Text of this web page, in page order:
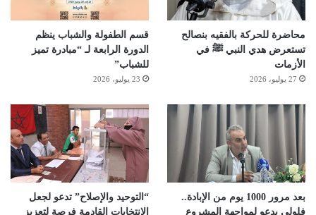
محاضرة للحركة بالفقيه بنصالح
تستعرض هدي النبي ﷺ في
الأزمات
27 يوليو، 2026
قسم الطفولة والشباب ينظم
الدورة الرابعة لـ “مبادرة تميز
للشباب”
23 يوليو، 2026
بعد مرور 1000 يوم من الإبادة..
فلولي يدعو لمواجهة المشروع
“التوحيد والإصلاح” تدعو لجعل
الانتخابات القادمة فرصة لتعزيز